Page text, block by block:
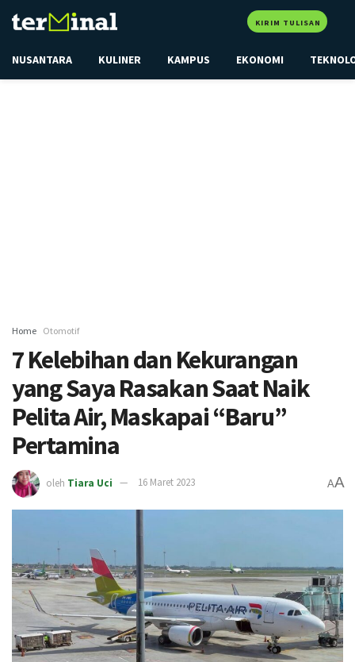
KIRIM TULISAN
NUSANTARA KULINER KAMPUS EKONOMI
Home Otomotif
7 Kelebihan dan Kekurangan
yang Saya Rasakan Saat Naik
Pelita Air, Maskapai “Baru”
Pertamina
oleh Tiara Uci 16 Maret 2023 AA